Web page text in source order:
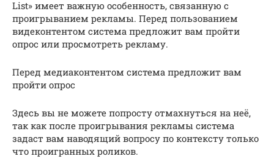
List» имеет важную особенность, связанную с
проигрыванием рекламы. Перед пользованием
видеконтентом система предложит вам пройти
опрос или просмотреть рекламу.
Перед медиаконтентом система предложит вам
пройти опрос
Здесь вы не можете попросту отмахнуться на неё,
так как после проигрывания рекламы система
задаст вам наводящий вопросу по контексту только
что проигранных роликов.